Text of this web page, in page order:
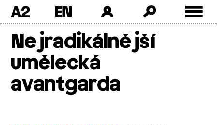
A2
Nejradikálnější
umělecká
avantgarda